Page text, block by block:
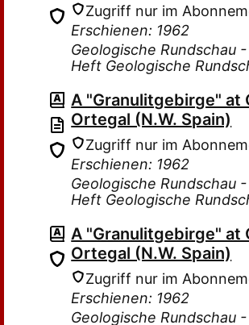
Zugriff nur im
Erschienen: 1962
Geologische Rundschau
Heft Geologische
A "Granulitgebirge" at
Ortegal (N.W. Spain)
Zugriff nur im
Erschienen: 1962
Geologische Rundschau
Heft Geologische
A "Granulitgebirge" at
Ortegal (N.W. Spain)
Zugriff nur im
Erschienen: 1962
Geologische Rundschau